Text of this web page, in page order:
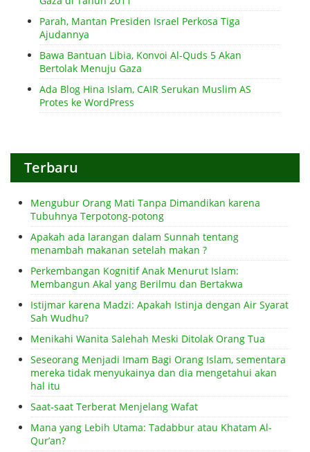
Parah, Mantan Presiden Israel Perkosa Tiga
Ajudannya
Bawa Bantuan Libia, Konvoi Al-Quds 5 Akan
Bertolak Menuju Gaza
Ada Blog Hina Islam, CAIR Serukan Muslim AS
Protes ke WordPress
Terbaru
Mengubur Orang Mati Tanpa Dimandikan karena
Tubuhnya Terpotong-potong
Apakah ada larangan dalam Sunnah tentang
menambah makanan setelah makan ?
Perkembangan Kognitif Anak Menurut Islam:
Membangun Akal yang Berilmu dan Bertakwa
Istijmar karena Madzi: Apakah Istinja dengan Air Syarat
Sah Wudhu?
Menikahi Wanita Salehah Meski Ditolak Orang Tua
Seseorang Menjadi Imam Bagi Orang Islam, sementara
mereka tidak menyukainya dan dia mengetahui akan
hal itu
Saat-saat Terberat Menjelang Wafat
Mana yang Lebih Utama: Tadabbur atau Khatam Al-
Qur’an?